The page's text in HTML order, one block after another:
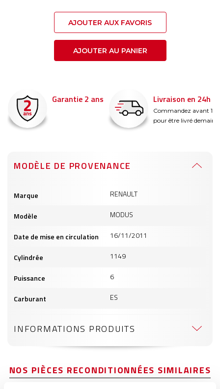
AJOUTER AUX FAVORIS
AJOUTER AU PANIER
Garantie 2 ans Livraison en 24h
Commandez avant 14h
pour être livré demain !
MODÈLE DE PROVENANCE
produits
Marque RENAULT
Modèle MODUS
Date de mise en circulation 16/11/2011
Cylindrée 1149
Puissance 6
Carburant ES
INFORMATIONS PRODUITS
NOS PIÈCES RECONDITIONNÉES SIMILAIRES